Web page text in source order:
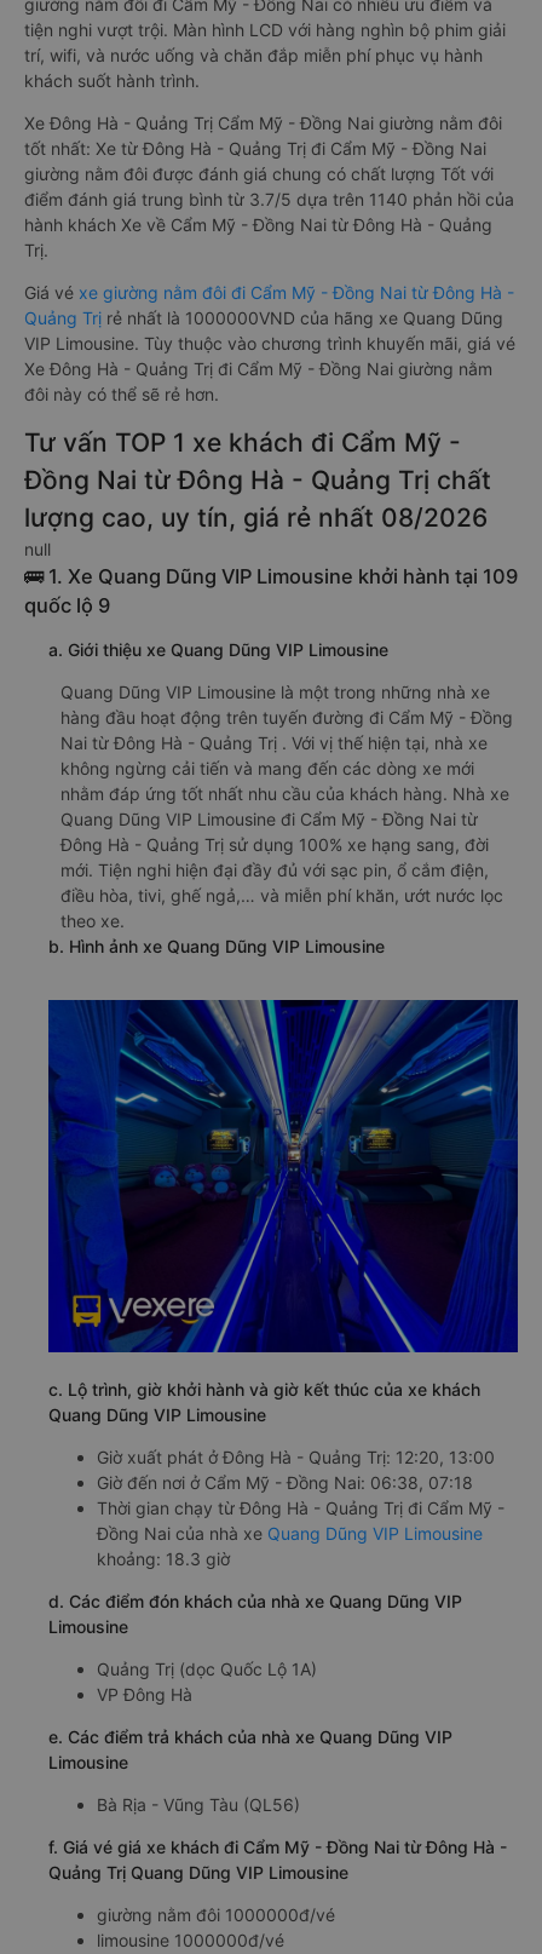
giường nằm đôi đi Cẩm Mỹ - Đồng Nai có nhiều ưu điểm và
tiện nghi vượt trội. Màn hình LCD với hàng nghìn bộ phim giải
trí, wifi, và nước uống và chăn đắp miễn phí phục vụ hành
khách suốt hành trình.
Xe Đông Hà - Quảng Trị Cẩm Mỹ - Đồng Nai giường nằm đôi
tốt nhất: Xe từ Đông Hà - Quảng Trị đi Cẩm Mỹ - Đồng Nai
giường nằm đôi được đánh giá chung có chất lượng Tốt với
điểm đánh giá trung bình từ 3.7/5 dựa trên 1140 phản hồi của
hành khách Xe về Cẩm Mỹ - Đồng Nai từ Đông Hà - Quảng
Trị.
Giá vé xe giường nằm đôi đi Cẩm Mỹ - Đồng Nai từ Đông Hà -
Quảng Trị rẻ nhất là 1000000VND của hãng xe Quang Dũng
VIP Limousine. Tùy thuộc vào chương trình khuyến mãi, giá vé
Xe Đông Hà - Quảng Trị đi Cẩm Mỹ - Đồng Nai giường nằm
đôi này có thể sẽ rẻ hơn.
Tư vấn TOP 1 xe khách đi Cẩm Mỹ -
Đồng Nai từ Đông Hà - Quảng Trị chất
lượng cao, uy tín, giá rẻ nhất 08/2026
null
🚌 1. Xe Quang Dũng VIP Limousine khởi hành tại 109
quốc lộ 9
a. Giới thiệu xe Quang Dũng VIP Limousine
Quang Dũng VIP Limousine là một trong những nhà xe
hàng đầu hoạt động trên tuyến đường đi Cẩm Mỹ - Đồng
Nai từ Đông Hà - Quảng Trị . Với vị thế hiện tại, nhà xe
không ngừng cải tiến và mang đến các dòng xe mới
nhằm đáp ứng tốt nhất nhu cầu của khách hàng. Nhà xe
Quang Dũng VIP Limousine đi Cẩm Mỹ - Đồng Nai từ
Đông Hà - Quảng Trị sử dụng 100% xe hạng sang, đời
mới. Tiện nghi hiện đại đầy đủ với sạc pin, ổ cắm điện,
điều hòa, tivi, ghế ngả,… và miễn phí khăn, ướt nước lọc
theo xe.
b. Hình ảnh xe Quang Dũng VIP Limousine
c. Lộ trình, giờ khởi hành và giờ kết thúc của xe khách
Quang Dũng VIP Limousine
Giờ xuất phát ở Đông Hà - Quảng Trị: 12:20, 13:00
Giờ đến nơi ở Cẩm Mỹ - Đồng Nai: 06:38, 07:18
Thời gian chạy từ Đông Hà - Quảng Trị đi Cẩm Mỹ -
Đồng Nai của nhà xe Quang Dũng VIP Limousine
khoảng: 18.3 giờ
d. Các điểm đón khách của nhà xe Quang Dũng VIP
Limousine
Quảng Trị (dọc Quốc Lộ 1A)
VP Đông Hà
e. Các điểm trả khách của nhà xe Quang Dũng VIP
Limousine
Bà Rịa - Vũng Tàu (QL56)
f. Giá vé giá xe khách đi Cẩm Mỹ - Đồng Nai từ Đông Hà -
Quảng Trị Quang Dũng VIP Limousine
giường nằm đôi 1000000đ/vé
limousine 1000000đ/vé